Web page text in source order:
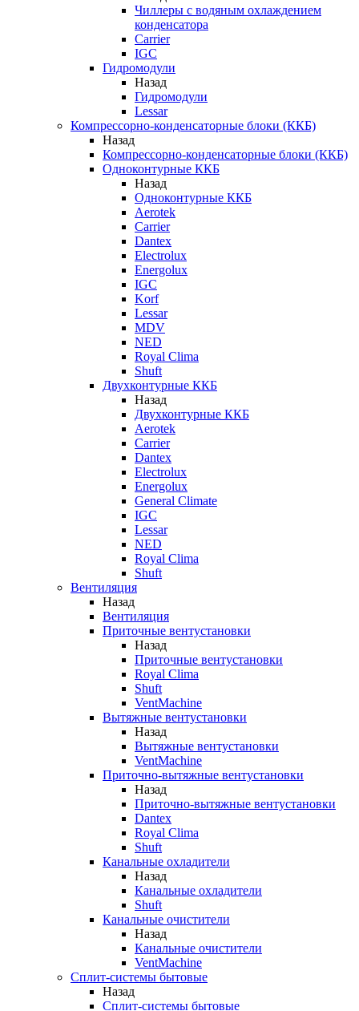
Чиллеры с водяным охлаждением
конденсатора
Carrier
IGC
Гидромодули
Назад
Гидромодули
Lessar
Компрессорно-конденсаторные блоки (ККБ)
Назад
Компрессорно-конденсаторные блоки (ККБ)
Одноконтурные ККБ
Назад
Одноконтурные ККБ
Aerotek
Carrier
Dantex
Electrolux
Energolux
IGC
Korf
Lessar
MDV
NED
Royal Clima
Shuft
Двухконтурные ККБ
Назад
Двухконтурные ККБ
Aerotek
Carrier
Dantex
Electrolux
Energolux
General Climate
IGC
Lessar
NED
Royal Clima
Shuft
Вентиляция
Назад
Вентиляция
Приточные вентустановки
Назад
Приточные вентустановки
Royal Clima
Shuft
VentMachine
Вытяжные вентустановки
Назад
Вытяжные вентустановки
VentMachine
Приточно-вытяжные вентустановки
Назад
Приточно-вытяжные вентустановки
Dantex
Royal Clima
Shuft
Канальные охладители
Назад
Канальные охладители
Shuft
Канальные очистители
Назад
Канальные очистители
VentMachine
Сплит-системы бытовые
Назад
Сплит-системы бытовые